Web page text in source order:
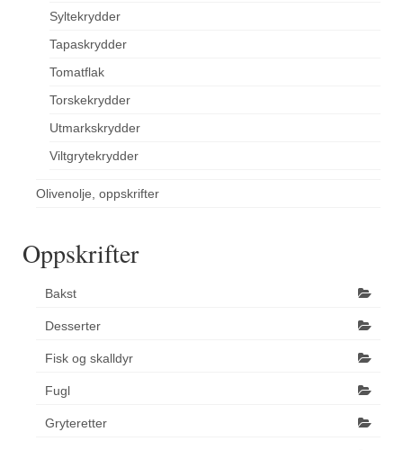
Syltekrydder
Tapaskrydder
Tomatflak
Torskekrydder
Utmarkskrydder
Viltgrytekrydder
Olivenolje, oppskrifter
Oppskrifter
Bakst
Desserter
Fisk og skalldyr
Fugl
Gryteretter